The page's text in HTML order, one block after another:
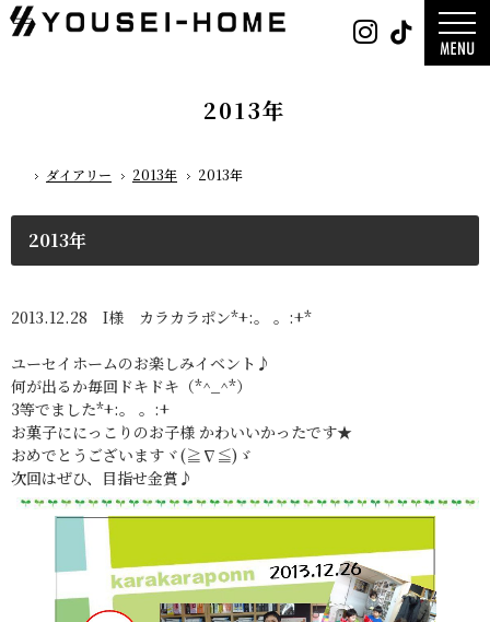
2013年
ホーム
ダイアリー 2013年 2013年
2013年
2013.12.28 I様 カラカラポン*+:。 。:+*
ユーセイホームのお楽しみイベント♪
何が出るか毎回ドキドキ（*^_^*）
3等でました*+:。 。:+
お菓子ににっこりのお子様 かわいいかったです★
おめでとうございますヾ(≧∇≦)ゞ
次回はぜひ、目指せ金賞♪
2026年
2025年
2024年
2階建て
0800-
888-
2003
営業時
間9:30
～